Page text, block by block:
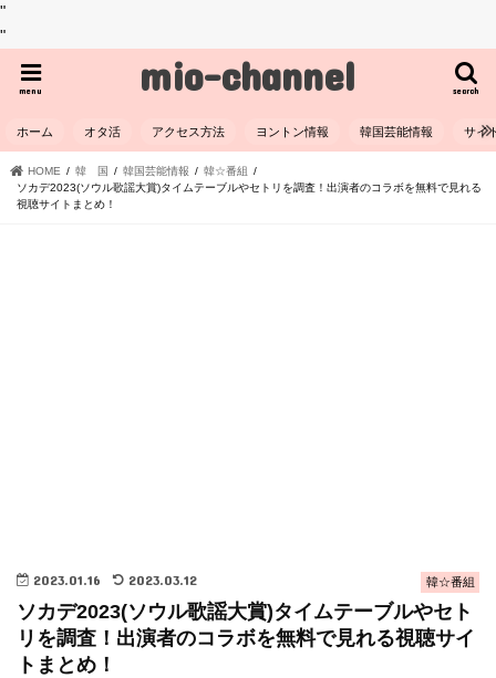
"
"
mio-channel search
menu
ホーム オタ活 アクセス方法 ヨントン情報 韓国芸能情報 サイ
HOME 韓 国 韓国芸能情報
韓☆番組
ソカデ2023(ソウル歌謡大賞)タイムテーブルやセトリを調査！出演者のコラボを無料で見れる
視聴サイトまとめ！
韓☆番組
2023.01.16 2023.03.12
ソカデ2023(ソウル歌謡大賞)タイムテーブルやセト
リを調査！出演者のコラボを無料で見れる視聴サイ
トまとめ！